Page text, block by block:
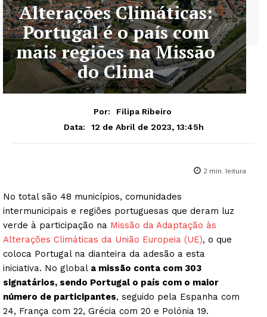
Alterações Climáticas:
Portugal é o país com
mais regiões na Missão
do Clima
Por:
Filipa Ribeiro
Data:
12 de Abril de 2023, 13:45h
2 min. leitura
No total são 48 municípios, comunidades
intermunicipais e regiões portuguesas que deram luz
verde à participação na Missão da Adaptação às
Alterações Climáticas da União Europeia (UE), o que
coloca Portugal na dianteira da adesão a esta
iniciativa. No global a missão conta com 303
signatários, sendo Portugal o país com o maior
número de participantes, seguido pela Espanha com
24, França com 22, Grécia com 20 e Polónia 19.